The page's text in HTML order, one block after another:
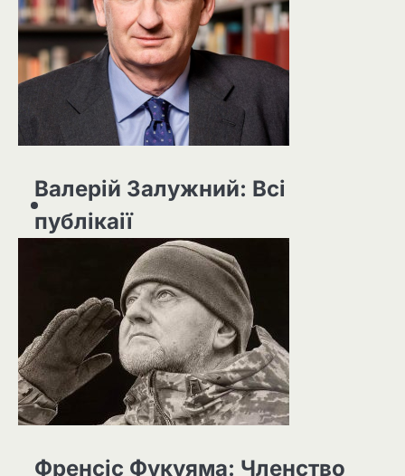
Валерій Залужний: Всі
публікаії
Френсіс Фукуяма: Членство